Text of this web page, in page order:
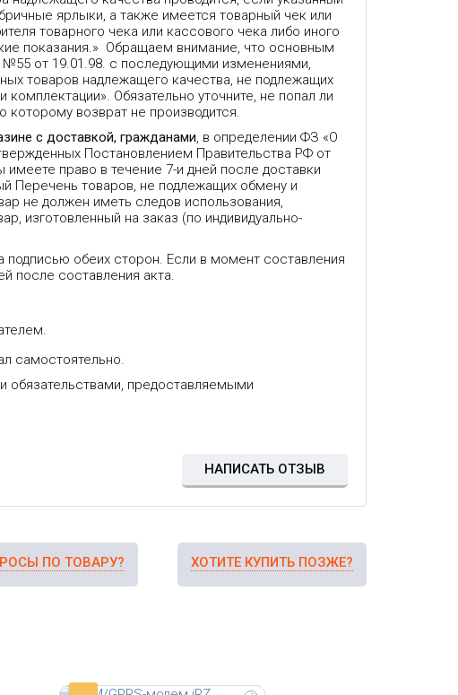
ярлыки, а также имеется товарный чек или
товарного чека или кассового чека либо иного
показания.» Обращаем внимание, что основным
от 19.01.98. с последующими изменениями,
товаров надлежащего качества, не подлежащих
Обязательно уточните, не попал ли
возврат не производится.
с доставкой, гражданами, в определении ФЗ «О
Постановлением Правительства РФ от
право в течение 7-и дней после доставки
Перечень товаров, не подлежащих обмену и
не должен иметь следов использования,
изготовленный на заказ (по индивидуально-
подписью обеих сторон. Если в момент составления
после составления акта.
самостоятельно.
обязательствами, предоставляемыми
НАПИСАТЬ ОТЗЫВ
ПО ТОВАРУ? ХОТИТЕ КУПИТЬ ПОЗЖЕ?
GSM/GPRS-модем для
режимом работы TCP/IP-to-COM,